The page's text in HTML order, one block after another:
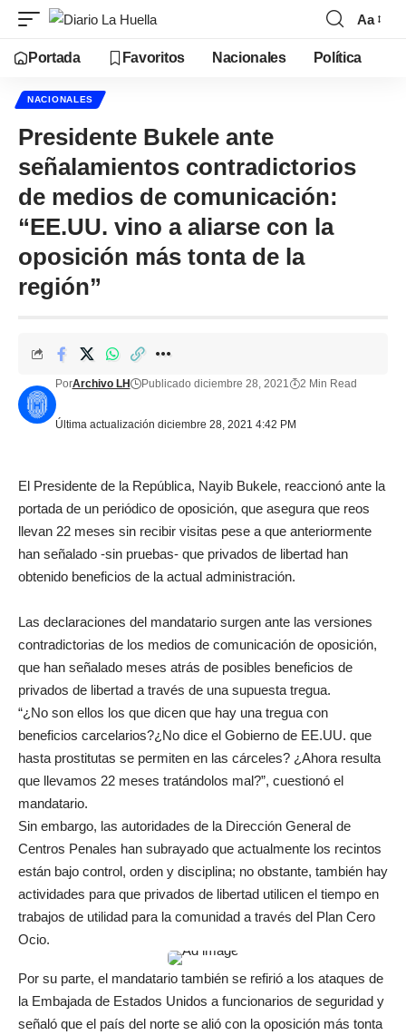
Aa
Portada Favoritos Nacionales Política
NACIONALES
Presidente Bukele ante
señalamientos contradictorios
de medios de comunicación:
“EE.UU. vino a aliarse con la
oposición más tonta de la
región”
Última actualización diciembre 28, 2021 4:42 PM
PorArchivo LH Publicado diciembre 28, 2021 2 Min Read
El Presidente de la República, Nayib Bukele, reaccionó ante la
portada de un periódico de oposición, que asegura que reos
llevan 22 meses sin recibir visitas pese a que anteriormente
han señalado -sin pruebas- que privados de libertad han
obtenido beneficios de la actual administración.
Las declaraciones del mandatario surgen ante las versiones
contradictorias de los medios de comunicación de oposición,
que han señalado meses atrás de posibles beneficios de
privados de libertad a través de una supuesta tregua.
“¿No son ellos los que dicen que hay una tregua con
beneficios carcelarios?¿No dice el Gobierno de EE.UU. que
hasta prostitutas se permiten en las cárceles? ¿Ahora resulta
que llevamos 22 meses tratándolos mal?”, cuestionó el
mandatario.
Sin embargo, las autoridades de la Dirección General de
Centros Penales han subrayado que actualmente los recintos
están bajo control, orden y disciplina; no obstante, también hay
actividades para que privados de libertad utilicen el tiempo en
trabajos de utilidad para la comunidad a través del Plan Cero
Ocio.
Por su parte, el mandatario también se refirió a los ataques de
la Embajada de Estados Unidos a funcionarios de seguridad y
señaló que el país del norte se alió con la oposición más tonta